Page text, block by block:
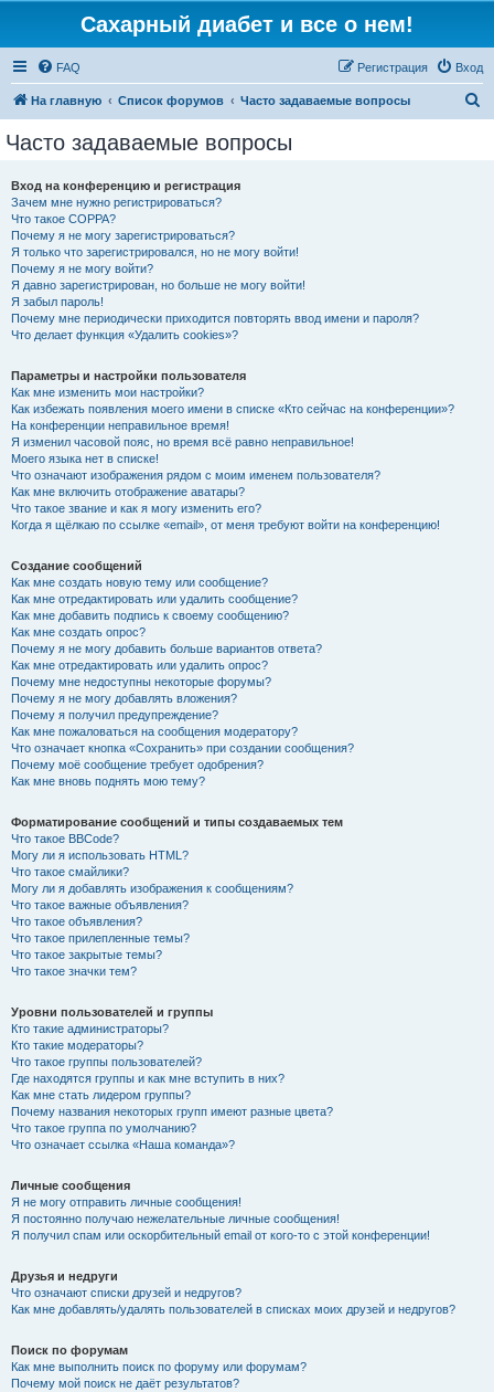
Сахарный диабет и все о нем!
FAQ Вход
Регистрация
На главную Список форумов Часто задаваемые вопросы
Часто задаваемые вопросы
Вход на конференцию и регистрация
Зачем мне нужно регистрироваться?
Что такое COPPA?
Почему я не могу зарегистрироваться?
Я только что зарегистрировался, но не могу войти!
Почему я не могу войти?
Я давно зарегистрирован, но больше не могу войти!
Я забыл пароль!
Почему мне периодически приходится повторять ввод имени и пароля?
Что делает функция «Удалить cookies»?
Параметры и настройки пользователя
Как мне изменить мои настройки?
Как избежать появления моего имени в списке «Кто сейчас на конференции»?
На конференции неправильное время!
Я изменил часовой пояс, но время всё равно неправильное!
Моего языка нет в списке!
Что означают изображения рядом с моим именем пользователя?
Как мне включить отображение аватары?
Что такое звание и как я могу изменить его?
Когда я щёлкаю по ссылке «email», от меня требуют войти на конференцию!
Создание сообщений
Как мне создать новую тему или сообщение?
Как мне отредактировать или удалить сообщение?
Как мне добавить подпись к своему сообщению?
Как мне создать опрос?
Почему я не могу добавить больше вариантов ответа?
Как мне отредактировать или удалить опрос?
Почему мне недоступны некоторые форумы?
Почему я не могу добавлять вложения?
Почему я получил предупреждение?
Как мне пожаловаться на сообщения модератору?
Что означает кнопка «Сохранить» при создании сообщения?
Почему моё сообщение требует одобрения?
Как мне вновь поднять мою тему?
Форматирование сообщений и типы создаваемых тем
Что такое BBCode?
Могу ли я использовать HTML?
Что такое смайлики?
Могу ли я добавлять изображения к сообщениям?
Что такое важные объявления?
Что такое объявления?
Что такое прилепленные темы?
Что такое закрытые темы?
Что такое значки тем?
Уровни пользователей и группы
Кто такие администраторы?
Кто такие модераторы?
Что такое группы пользователей?
Где находятся группы и как мне вступить в них?
Как мне стать лидером группы?
Почему названия некоторых групп имеют разные цвета?
Что такое группа по умолчанию?
Что означает ссылка «Наша команда»?
Личные сообщения
Я не могу отправить личные сообщения!
Я постоянно получаю нежелательные личные сообщения!
Я получил спам или оскорбительный email от кого-то с этой конференции!
Друзья и недруги
Что означают списки друзей и недругов?
Как мне добавлять/удалять пользователей в списках моих друзей и недругов?
Поиск по форумам
Как мне выполнить поиск по форуму или форумам?
Почему мой поиск не даёт результатов?